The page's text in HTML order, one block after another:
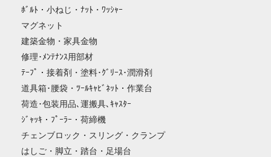
ﾎﾞﾙﾄ・小ねじ・ﾅｯﾄ・ﾜｯｼｬｰ
マグネット
建築金物・家具金物
修理･ﾒﾝﾃﾅﾝｽ用部材
ﾃｰﾌﾟ・接着剤・塗料･ｸﾞﾘｰｽ･潤滑剤
道具箱･腰袋・ﾂｰﾙｷｬﾋﾞﾈｯﾄ・作業台
荷造･包装用品､運搬具､ｷｬｽﾀｰ
ｼﾞｬｯｷ・ﾌﾟｰﾗｰ・荷締機
チェンブロック・スリング・クランプ
はしご・脚立・踏台・足場台